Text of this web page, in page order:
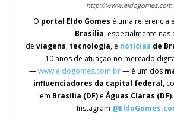
http://
O portal Eldo Gomes é uma referência
Brasília, especialmente nas
de viagens, tecnologia, e notícias de
10 anos de atuação no mercado
—www.eldogomes.com.br— é um dos
influenciadores da capital federal,
em Brasília (DF)e Águas Claras (DF)
Instagram